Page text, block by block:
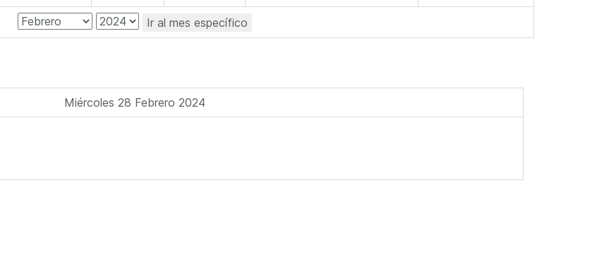
Ir al mes específico
Miércoles 28 Febrero 2024